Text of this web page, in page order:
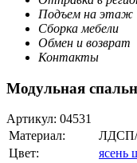
Подъем на этаж
Сборка мебели
Обмен и возврат
Контакты
Модульная
Артикул: 04531
Материал:
Цвет:
ясень